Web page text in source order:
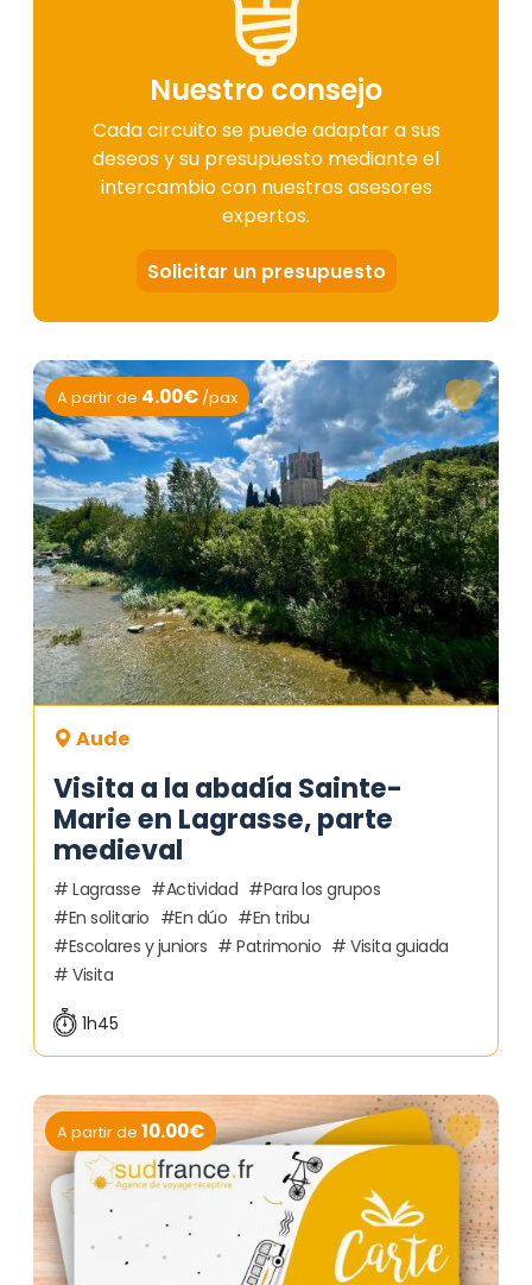
Nuestro consejo
Cada circuito se puede adaptar a sus
deseos y su presupuesto mediante el
intercambio con nuestros asesores
expertos.
Solicitar un presupuesto
Visita a la abadía Sainte-
Marie en Lagrasse, parte
medieval
Aude
A partir de 4.00€ /pax
Lagrasse Actividad
Para los grupos
En solitario
En dúo
En tribu
Escolares y juniors
Patrimonio
Visita guiada
Visita
1h45
A partir de 10.00€